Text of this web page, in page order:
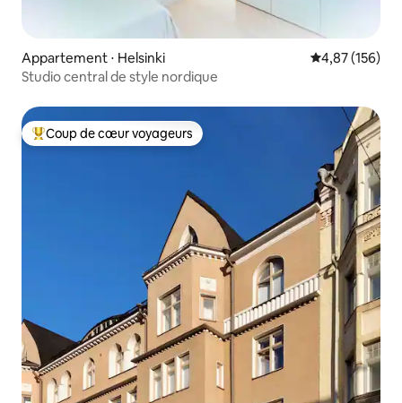
Appartement ⋅ Helsinki Évaluation
4,87 (156)
Studio central de style nordique
Coups de cœur voyageurs les plus appréciés
Coup de cœur voyageurs